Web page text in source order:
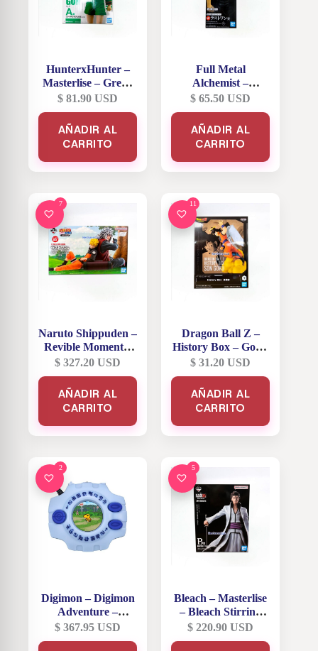
HunterxHunter –
Masterlise – Greed
Island – Gon
Freecss – Premio A
$ 81.90 USD
AÑADIR AL
CARRITO
Full Metal
Alchemist –
Masterlise –
Edward Elric –
Premio Last One
$ 65.50 USD
AÑADIR AL
CARRITO
7
Naruto Shippuden –
Revible Moment –
Jiraiya y Naruto
Uzumaki – Premio
Last One
$ 327.20 USD
AÑADIR AL
CARRITO
11
Dragon Ball Z –
History Box – Goku
Angel
$ 31.20 USD
AÑADIR AL
CARRITO
2
Digimon – Digimon
Adventure –
Agumon – Digivice
25 Aniversario
$ 367.95 USD
5
Bleach – Masterlise
– Bleach Stirring
Souls – Sosuke
Aizen – Premio B
$ 220.90 USD